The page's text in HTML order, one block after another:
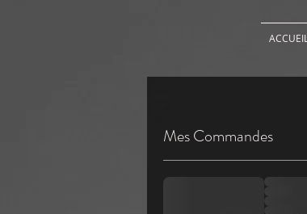
ACCUEIL
Mes Commandes